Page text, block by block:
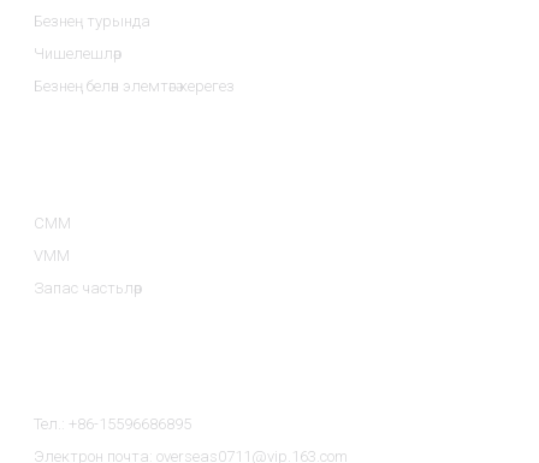
Безнең турында
Чишелешләр
Безнең белән элемтәгә керегез
CMM
VMM
Запас частьләр
Тел.: +86-15596686895
Электрон почта: overseas0711@vip.163.com